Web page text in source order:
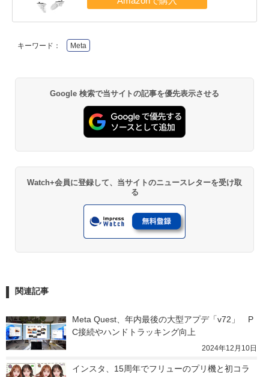
キーワード： Meta
Google 検索で当サイトの記事を優先表示させる
Watch+会員に登録して、当サイトのニュースレターを受け取
る
関連記事
Meta Quest、年内最後の大型アプデ「v72」　P
C接続やハンドトラッキング向上
2024年12月10日
インスタ、15周年でフリューのプリ機と初コラ